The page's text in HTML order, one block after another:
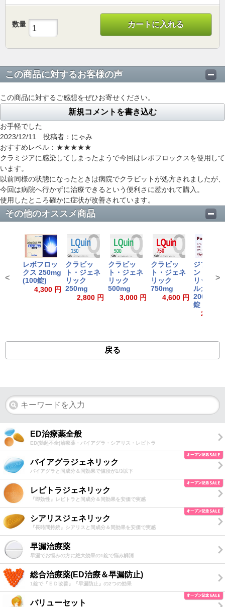
数量 カートに入れる
この商品に対するお客様の声
この商品に対するご感想をぜひお寄せください。
新規コメントを書き込む
お手軽でした
2023/12/11 投稿者：にゃみ
おすすめレベル： ★★★★★
クラミジアに感染してしまったようで今回はレボフロックスを使用して
います。
以前同様の状態になったときは病院でクラビットが処方されましたが、
今回は病院へ行かずに治療できるという便利さに惹かれて購入。
使用したところ確かに症状が改善されています。
その他のオススメ商品
レボフロッ
クス 250mg
(100錠)
4,300 円
クラビッ
ト・ジェネ
リック
250mg
2,800 円
クラビッ
ト・ジェネ
リック
500mg
3,000 円
クラビッ
ト・ジェネ
リック
750mg
4,600 円
ジフルカ
ン・ジェ
リック フ
ルカン
200mg (
錠 )
27,000
< >
戻る
ED治療薬全般
ED(勃起不全)治療薬・バイアグラ・シアリス・レビトラ
バイアグラジェネリック
バイアグラと同成分＆同効果で値段が1/3以下
レビトラジェネリック
『即効性』レビトラと同成分＆同効果を安価で実感
シアリスジェネリック
『長時間持続』シアリスと同成分＆同効果を安価で実感
早漏治療薬
早漏でお悩みの方に絶大効果の1錠で悩み解消
総合治療薬(ED治療＆早漏防止)
1錠で『ＥＤ改善』『早漏防止』の2つの効果
バリューセット